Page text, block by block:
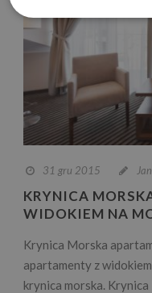
31 gru 2015
KRYNICA
WIDOKIEM NA
Krynica Morska
apartamenty z
krynica morska.